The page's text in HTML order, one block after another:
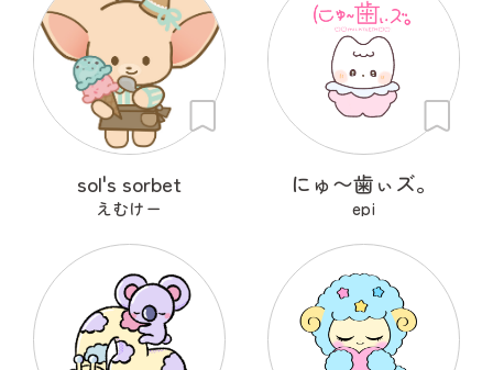
sol's sorbet
えむけー
にゅ〜歯ぃズ。
epi